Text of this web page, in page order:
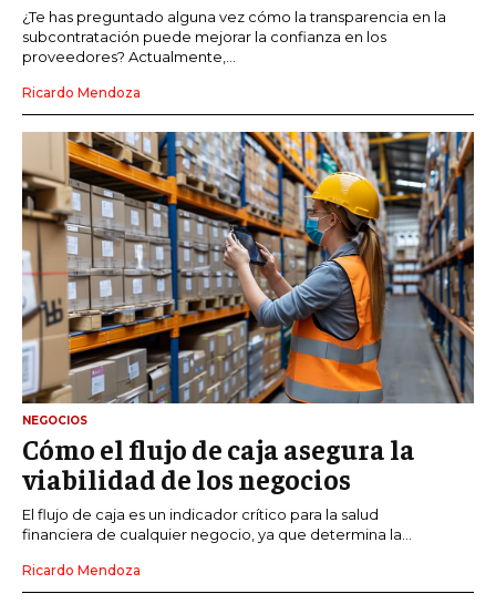
¿Te has preguntado alguna vez cómo la transparencia en la
subcontratación puede mejorar la confianza en los
proveedores? Actualmente,...
Ricardo Mendoza
NEGOCIOS
Cómo el flujo de caja asegura la
viabilidad de los negocios
El flujo de caja es un indicador crítico para la salud
financiera de cualquier negocio, ya que determina la...
Ricardo Mendoza